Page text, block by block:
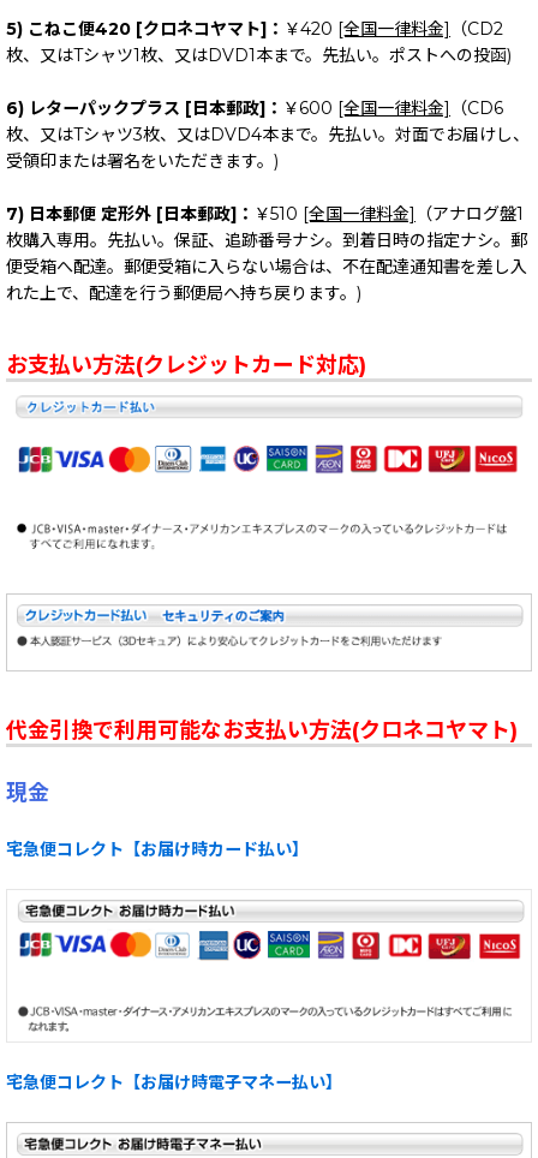
5) こねこ便420 [クロネコヤマト]： ￥420 [全国一律料金]
（CD2
枚、又はTシャツ1枚、又はDVD1本まで。先払い。ポストへの投函)
6) レターパックプラス [日本郵政]： ￥600 [全国一律料金]
（CD6
枚、又はTシャツ3枚、又はDVD4本まで。先払い。対面でお届けし、
受領印または署名をいただきます。)
7) 日本郵便 定形外 [日本郵政]： ￥510 [全国一律料金]
（アナログ盤1
枚購入専用。先払い。保証、追跡番号ナシ。到着日時の指定ナシ。郵
便受箱へ配達。郵便受箱に入らない場合は、不在配達通知書を差し入
れた上で、配達を行う郵便局へ持ち戻ります。)
お支払い方法(クレジットカード対応)
代金引換で利用可能なお支払い方法(クロネコヤマト)
現金
宅急便コレクト【お届け時カード払い】
宅急便コレクト【お届け時電子マネー払い】